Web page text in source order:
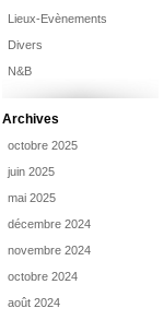
Lieux-Evènements
Divers
N&B
Archives
octobre 2025
juin 2025
mai 2025
décembre 2024
novembre 2024
octobre 2024
août 2024